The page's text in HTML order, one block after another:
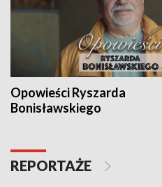
Opowieści Ryszarda
Bonisławskiego
REPORTAŻE